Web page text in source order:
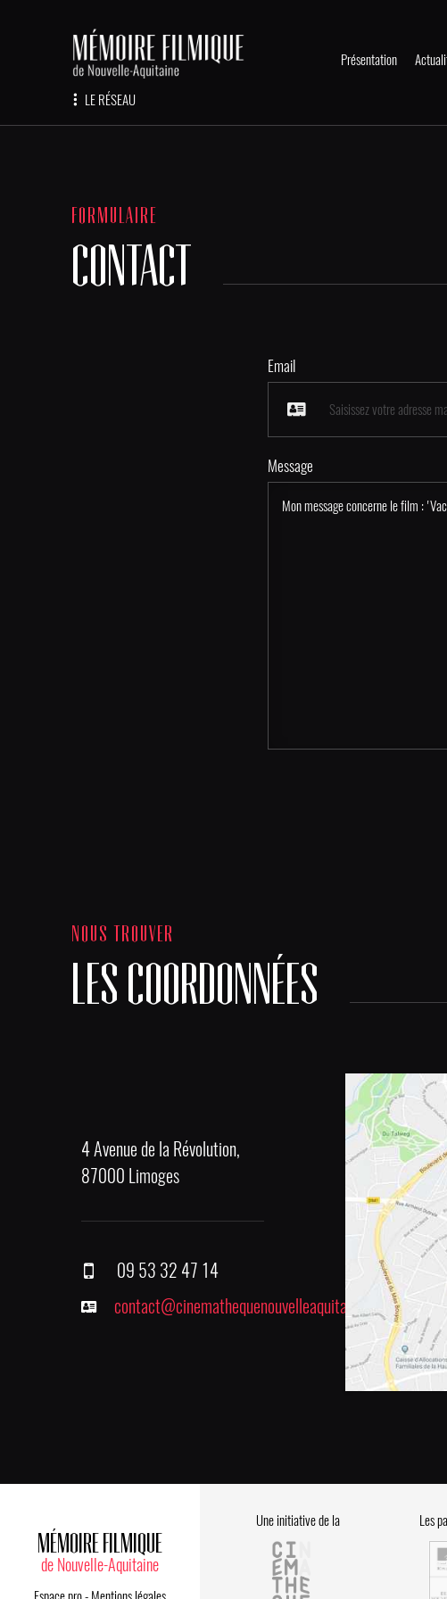
LE RÉSEAU
Présentation
FORMULAIRE
CONTACT
Email
Message
NOUS TROUVER
LES COORDONNÉES
4 Avenue de la Révolution,
87000 Limoges
09 53 32 47 14
contact@cinemathequenouvelleaquitaine.fr
MÉMOIRE FILMIQUE
de Nouvelle-Aquitaine
Une initiative de la Les